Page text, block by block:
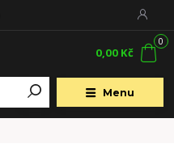
Menu
0
0,00 Kč